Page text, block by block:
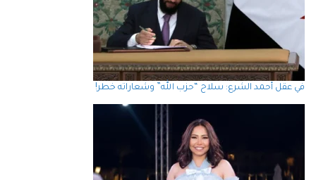
في عقل أحمد الشرع: سلاح “حزب الله” وشعاراته خطر!